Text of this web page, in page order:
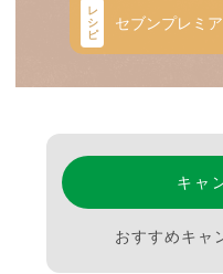
キャ
おすすめキャ
レ
シ
ピ
セブンプレミ